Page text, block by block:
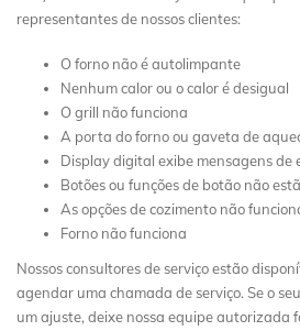
representantes de nossos clientes:
O forno não é autolimpante
Nenhum calor ou o calor é desigual
O grill não funciona
A porta do forno ou gaveta de
Display digital exibe mensagens de
Botões ou funções de botão não
As opções de cozimento não
Forno não funciona
Nossos consultores de serviço estão
agendar uma chamada de serviço. Se o
um ajuste, deixe nossa equipe autorizada